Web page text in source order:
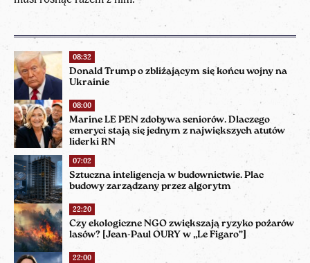
08:32
Donald Trump o zbliżającym się końcu wojny na
Ukrainie
08:00
Marine LE PEN zdobywa seniorów. Dlaczego
emeryci stają się jednym z największych atutów
liderki RN
07:02
Sztuczna inteligencja w budownictwie. Plac
budowy zarządzany przez algorytm
22:20
Czy ekologiczne NGO zwiększają ryzyko pożarów
lasów? [Jean-Paul OURY w „Le Figaro”]
22:00